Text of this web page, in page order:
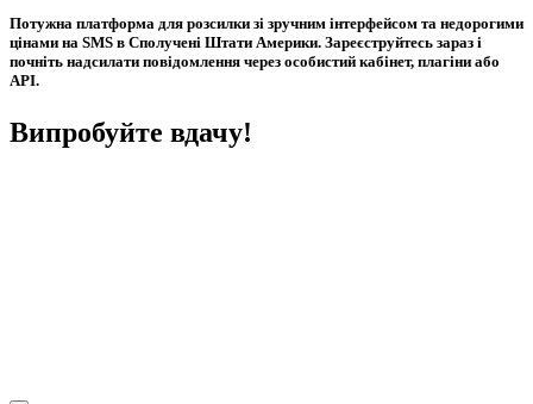
Потужна платформа для розсилки зі зручним інтерфейсом та недорогими
цінами на SMS в Сполучені Штати Америки. Зареєструйтесь зараз і
почніть надсилати повідомлення через особистий кабінет, плагіни або
API.
Випробуйте вдачу!